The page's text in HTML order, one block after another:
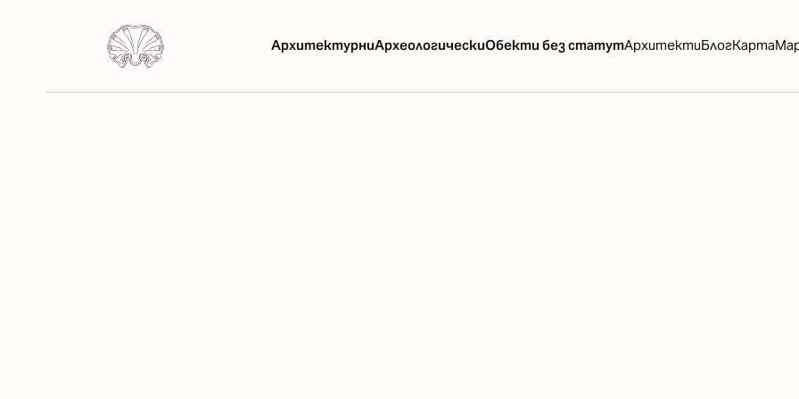
АрхитектурниАрхеологическиОбекти без статутАрхитектиБлогКарта